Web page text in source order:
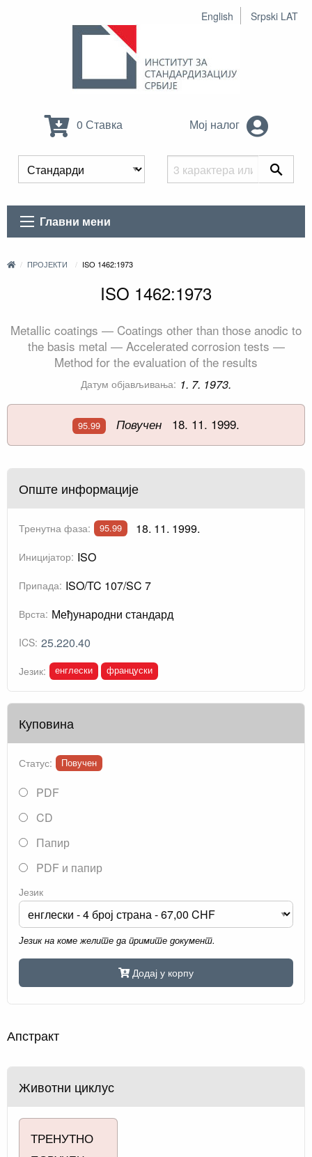
English Srpski LAT
0 Ставка Мој налог
Главни мени
ПРОЈЕКТИ ISO 1462:1973
ISO 1462:1973
Metallic coatings — Coatings other than those anodic to
the basis metal — Accelerated corrosion tests —
Method for the evaluation of the results
Датум објављивања: 1. 7. 1973.
95.99 Повучен 18. 11. 1999.
Опште информације
Тренутна фаза: 95.99 18. 11. 1999.
Иницијатор: ISO
Припада: ISO/TC 107/SC 7
Врста: Међународни стандард
ICS: 25.220.40
Језик: енглески француски
Куповина
Статус: Повучен
PDF
CD
Папир
PDF и папир
Језик
Језик на коме желите да примите документ.
Додај у корпу
Апстракт
Животни циклус
ТРЕНУТНО